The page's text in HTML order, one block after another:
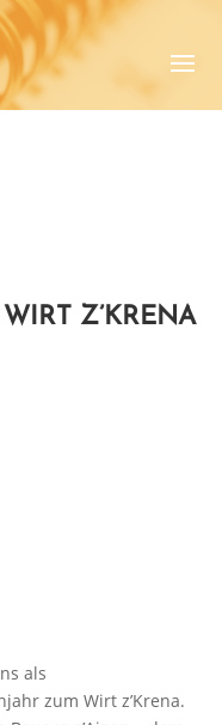
Z’KRENA
als
zum Wirt z’Krena.